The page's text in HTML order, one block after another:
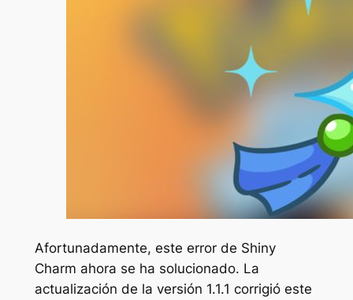
Afortunadamente, este error de Shiny
Charm ahora se ha solucionado. La
actualización de la versión 1.1.1 corrigió este